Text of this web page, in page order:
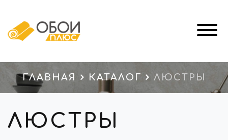
ГЛАВНАЯ КАТАЛОГ ЛЮСТРЫ
ЛЮСТРЫ